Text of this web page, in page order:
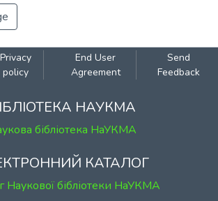
Privacy
policy
End User
Agreement
Send
Feedback
НАУКМА
бібліотека НаУКМА
КАТАЛОГ
Наукової бібліотеки НаУКМА